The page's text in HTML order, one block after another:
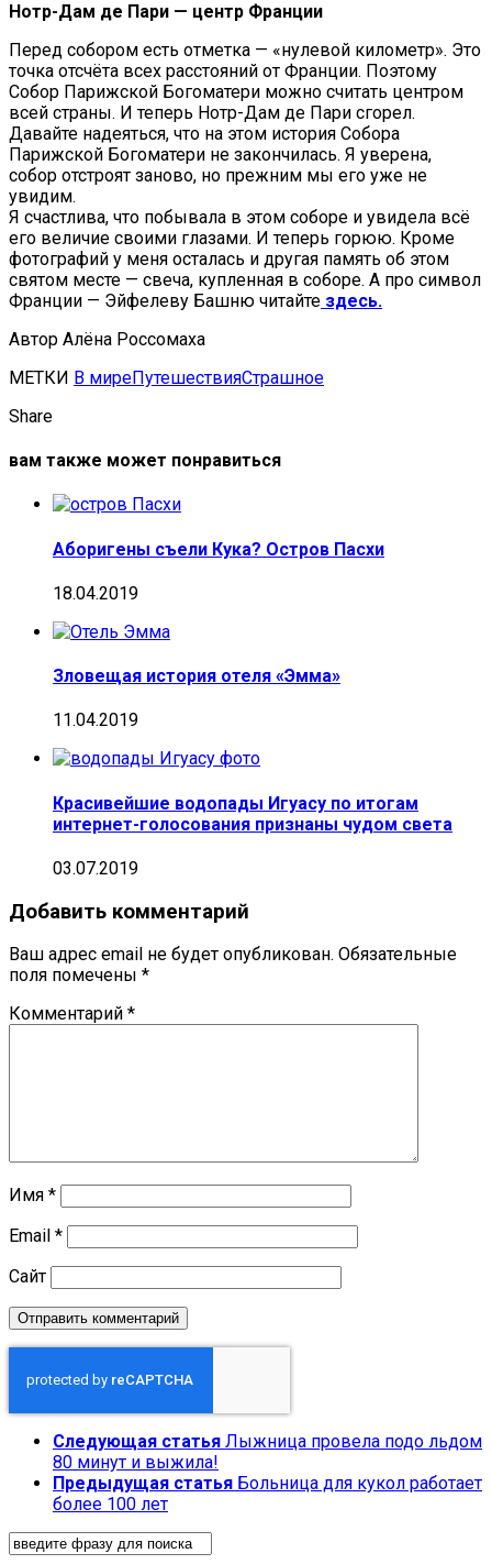
Нотр-Дам де Пари — центр Франции
Перед собором есть отметка — «нулевой километр». Это
точка отсчёта всех расстояний от Франции. Поэтому
Собор Парижской Богоматери можно считать центром
всей страны. И теперь Нотр-Дам де Пари сгорел.
Давайте надеяться, что на этом история Собора
Парижской Богоматери не закончилась. Я уверена,
собор отстроят заново, но прежним мы его уже не
увидим.
Я счастлива, что побывала в этом соборе и увидела всё
его величие своими глазами. И теперь горюю. Кроме
фотографий у меня осталась и другая память об этом
святом месте — свеча, купленная в соборе. А про символ
Франции — Эйфелеву Башню читайте здесь.
Автор Алёна Россомаха
МЕТКИ В миреПутешествияСтрашное
Share
вам также может понравиться
Аборигены съели Кука? Остров Пасхи
18.04.2019
Зловещая история отеля «Эмма»
11.04.2019
Красивейшие водопады Игуасу по итогам
интернет-голосования признаны чудом света
03.07.2019
Добавить комментарий
Ваш адрес email не будет опубликован. Обязательные
поля помечены *
Комментарий *
Имя *
Email *
Сайт
Следующая статья Лыжница провела подо льдом
80 минут и выжила!
Предыдущая статья Больница для кукол работает
более 100 лет